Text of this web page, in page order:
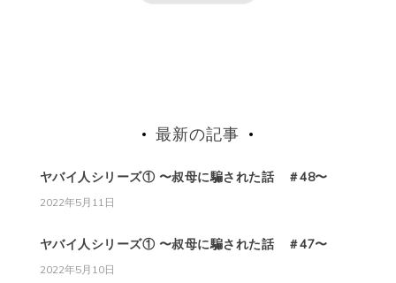
最新の記事
ヤバイ人シリーズ① 〜叔母に騙された話 ＃48〜
2022年5月11日
ヤバイ人シリーズ① 〜叔母に騙された話 ＃47〜
2022年5月10日